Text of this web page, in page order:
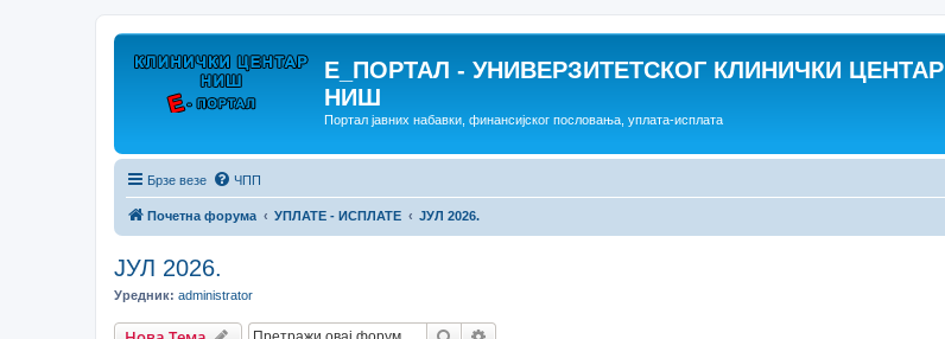
E_ПОРТАЛ - УНИВЕРЗИТЕТСКОГ КЛИНИЧКИ ЦЕНТАР
НИШ
Портал јавних набавки, финансијског пословања, уплата-исплата
Брзе везе ЧПП
Почетна форума УПЛАТЕ - ИСПЛАТЕ ЈУЛ 2026.
ЈУЛ 2026.
Уредник: administrator